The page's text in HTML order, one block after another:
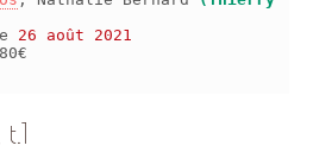
26 août 2021